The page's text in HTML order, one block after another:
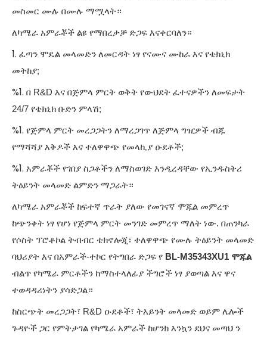
መስመር ሙሉ በሙሉ ማሟላት።
ለካሜራ አምራቾች ልዩ የማበረታቻ ድጋፍ እናቀርባለን።
1. ፈጣን ሞዴል መላመድን ለመርዳት ነፃ የናሙና ሙከራ እና የቴክኒክ
መትከያ;
%1. በ R&D እና በጅምላ ምርት ወቅት የውህደት ፈተናዎችን ለመፍታት
24/7 የቴክኒክ ቡድን ምላሽ;
%1. የጅምላ ምርት መረጋጋትን ለማረጋገጥ ለጅምላ ግዢዎች ብጁ
የማሻሻያ እቅዶች እና ተለዋዋጭ የመላኪያ ዑደቶች;
%1. አምራቾች የገበያ ስጋቶችን ለማስወገድ እንዲረዳቸው የኢንዱስትሪ
ትዕይንት መላመድ ልምድን ማጋራት።
ለካሜራ አምራቾች ከፍተኛ ጥራት ያለው የመገናኛ ሞጁል መምረጥ
ከጭንቀት ነፃ የሆነ የጅምላ ምርት መንገድ መምረጥ ማለት ነው. በጠንካራ
የሶስት ፕሮቶኮል ትብብር ቴክኖሎጂ፣ ተለዋዋጭ የሙሉ ትዕይንት መላመድ
ባህሪያት እና በአምራች-ተኮር የትግበራ ድጋፍ የ BL-M35343XU1 ሞጁል
ብልጥ የካሜራ ምርቶችን ከማስተላለፊያ ችግሮች ነፃ ያወጣል እና ዋና
ተወዳዳሪነትን ያሳድጋል።
ከስርጭት መረጋጋት፣ R&D ዑደቶች፣ ትእይንት መላመድ ወይም ሌሎች
ጉዳዮች ጋር የምትታገል የካሜራ አምራች ከሆንክ እንኳን ደህና መጣህ ን